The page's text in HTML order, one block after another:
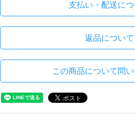
支払い・配送につ
返品について
この商品について問